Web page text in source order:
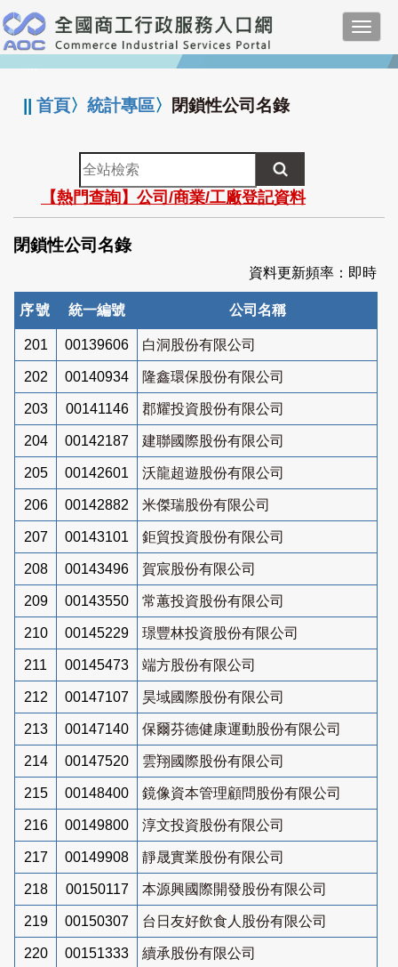
跳
到
主
要
:::
||首頁〉統計專區〉 閉鎖性公司名錄
全
站
檢
索
【熱門查詢】公司/商業/工廠登記資料
閉鎖性公司名錄
資料更新頻率：即時
序號 統一編號 公司名稱
201 00139606 白洞股份有限公司
202 00140934 隆鑫環保股份有限公司
203 00141146 郡耀投資股份有限公司
204 00142187 建聯國際股份有限公司
205 00142601 沃龍超遊股份有限公司
206 00142882 米傑瑞股份有限公司
207 00143101 鉅貿投資股份有限公司
208 00143496 賀宸股份有限公司
209 00143550 常蕙投資股份有限公司
210 00145229 璟豐林投資股份有限公司
211 00145473 端方股份有限公司
212 00147107 昊域國際股份有限公司
213 00147140 保爾芬德健康運動股份有限公司
214 00147520 雲翔國際股份有限公司
215 00148400 鏡像資本管理顧問股份有限公司
216 00149800 淳文投資股份有限公司
217 00149908 靜晟實業股份有限公司
218 00150117 本源興國際開發股份有限公司
219 00150307 台日友好飲食人股份有限公司
220 00151333 續承股份有限公司